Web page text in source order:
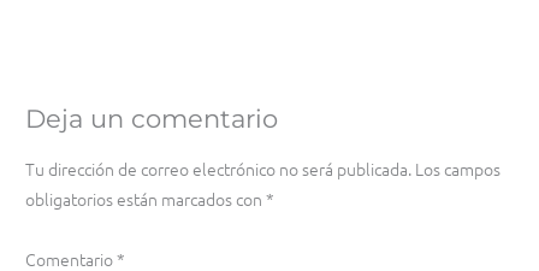
Deja un comentario
Tu dirección de correo electrónico no será publicada. Los campos
obligatorios están marcados con *
Comentario*